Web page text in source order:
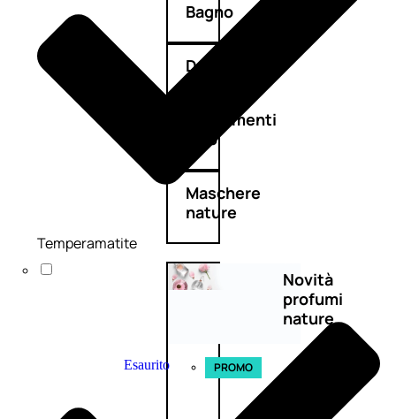
Bagno
Detergenza
Trattamenti
viso
Maschere
nature
Novità
profumi
nature
Esaurito PROMO
Temperamatite